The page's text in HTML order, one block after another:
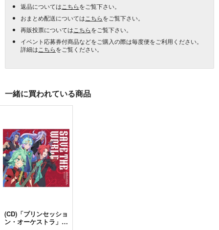
返品については こちらをご覧下さい。
おまとめ配送については こちらをご覧下さい。
再販投票については こちらをご覧下さい。
イベント応募券付商品などをご購入の際は毎度便をご利用ください。
詳細は こちらをご覧ください。
一緒に買われている商品
(CD)「プリンセッショ
ン・オーケストラ」